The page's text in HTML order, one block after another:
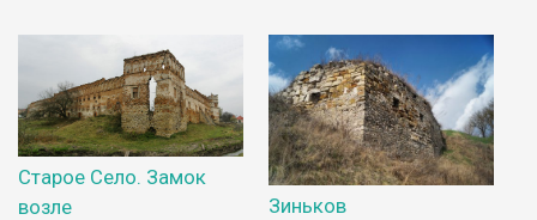
Старое Село. Замок
возле
Зиньков